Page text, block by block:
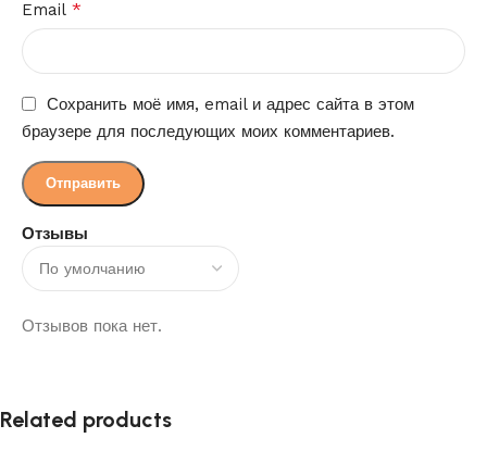
Отзывы
Отзывов пока нет.
Email *
Сохранить моё имя, email и адрес сайта в этом
браузере для последующих моих комментариев.
Related products